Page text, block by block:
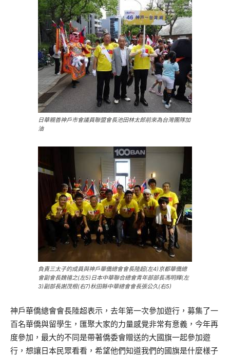
日華親善神戶市會議員聯盟會長池田林太郎前來為台灣團隊加
油
負責三太子的成員與神戶華僑總會會長陸超(左4)京都華僑總
會副會長魏禧之(左5)日本中華聯合總會青年部部長馮明輝(左
3)副部長謝茂根(右7)秋田縣中華總會會長張公久(右5)
神戶華僑總會會長陸超表示，去年第一次參加遊行，募集了一
百名華僑與留學生，匯聚大家的力量感覺非常有意義，今年再
度參加，最大的不同是帶著僑委會贈送的大國旗一起參加遊
行，想讓日本民眾看看，希望他們知道我們的國旗是什麼樣子